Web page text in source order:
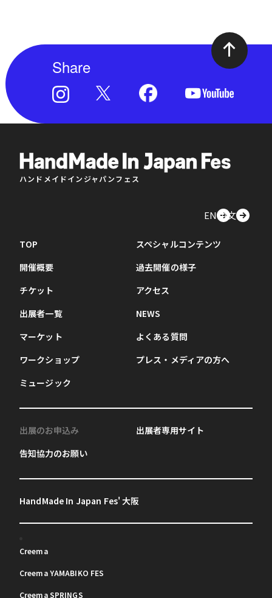
Share
ハンドメイドインジャパンフェス
EN中文
TOP
開催概要
チケット
出展者一覧
マーケット
ワークショップ
ミュージック
スペシャルコンテンツ
過去開催の様子
アクセス
NEWS
よくある質問
プレス・メディアの方へ
出展のお申込み
告知協力のお願い
出展者専用サイト
HandMade In Japan Fes' 大阪
Creema
Creema YAMABIKO FES
Creema SPRINGS